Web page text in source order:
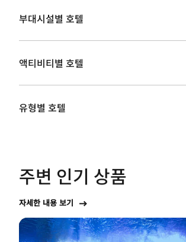
부대시설별 호텔
액티비티별 호텔
유형별 호텔
주변 인기 상품
자세한 내용 보기